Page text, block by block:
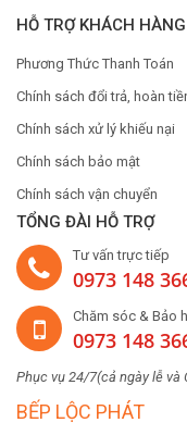
HỖ TRỢ KHÁCH HÀNG
Phương Thức Thanh Toán
Chính sách đổi trả, hoàn
Chính sách xử lý khiếu nại
Chính sách bảo mật
Chính sách vận chuyển
TỔNG ĐÀI HỖ TRỢ
Tư vấn trực tiếp
0973 148
Chăm sóc & Bảo
0973 148
Phục vụ 24/7(cả ngày lễ và
BẾP LỘC PHÁT